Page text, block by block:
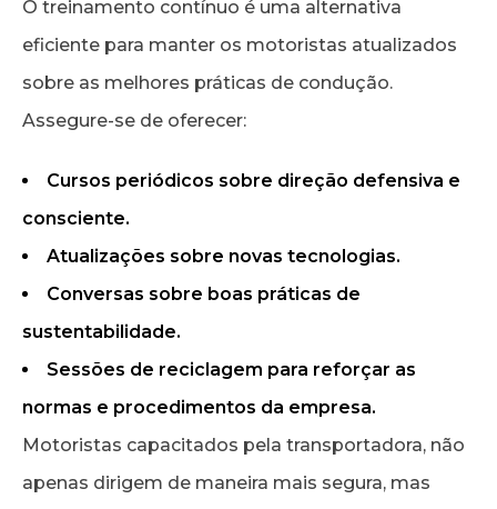
O treinamento contínuo é uma alternativa
eficiente para manter os motoristas atualizados
sobre as melhores práticas de condução.
Assegure-se de oferecer:
Cursos periódicos sobre direção defensiva e
consciente.
Atualizações sobre novas tecnologias.
Conversas sobre boas práticas de
sustentabilidade.
Sessões de reciclagem para reforçar as
normas e procedimentos da empresa.
Motoristas capacitados pela transportadora, não
apenas dirigem de maneira mais segura, mas